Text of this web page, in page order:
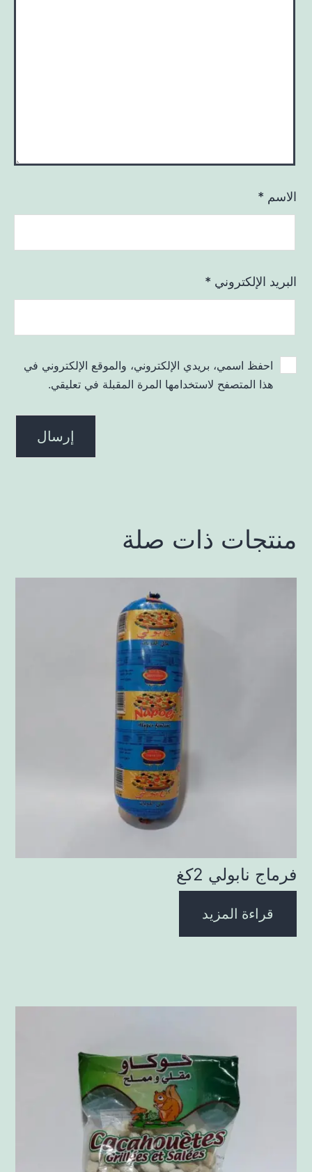
الاسم *
البريد الإلكتروني *
احفظ اسمي، بريدي الإلكتروني، والموقع الإلكتروني في
هذا المتصفح لاستخدامها المرة المقبلة في تعليقي.
منتجات ذات صلة
فرماج نابولي 2كغ
قراءة المزيد